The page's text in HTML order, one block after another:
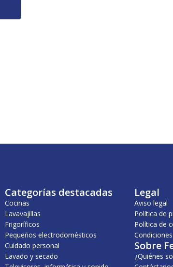
Categorías destacadas
Cocinas
Lavavajillas
Frigoríficos
Pequeños electrodomésticos
Cuidado personal
Lavado y secado
Legal
Aviso legal
Política de
Política de
Sobre
¿Quiénes